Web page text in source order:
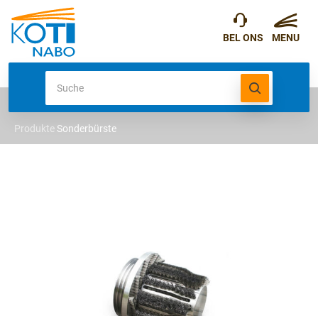
Produkte Sonderbürste